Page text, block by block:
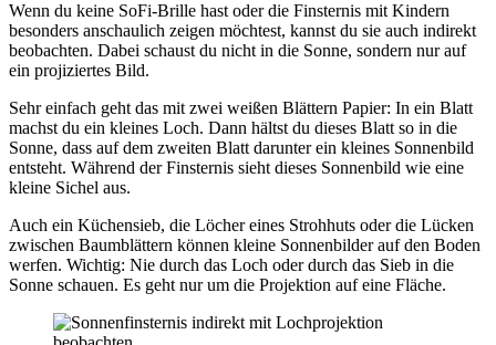
Wenn du keine SoFi-Brille hast oder die Finsternis mit Kindern
besonders anschaulich zeigen möchtest, kannst du sie auch indirekt
beobachten. Dabei schaust du nicht in die Sonne, sondern nur auf
ein projiziertes Bild.
Sehr einfach geht das mit zwei weißen Blättern Papier: In ein Blatt
machst du ein kleines Loch. Dann hältst du dieses Blatt so in die
Sonne, dass auf dem zweiten Blatt darunter ein kleines Sonnenbild
entsteht. Während der Finsternis sieht dieses Sonnenbild wie eine
kleine Sichel aus.
Auch ein Küchensieb, die Löcher eines Strohhuts oder die Lücken
zwischen Baumblättern können kleine Sonnenbilder auf den Boden
werfen. Wichtig: Nie durch das Loch oder durch das Sieb in die
Sonne schauen. Es geht nur um die Projektion auf eine Fläche.